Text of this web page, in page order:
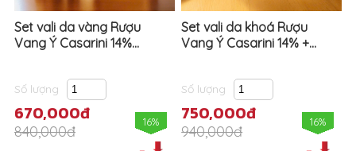
Set vali da vàng Rượu
Vang Ý Casarini 14%...
Số lượng
670,000đ
840,000đ
16%
Set vali da khoá Rượu
Vang Ý Casarini 14% +...
Số lượng
750,000đ
940,000đ
16%